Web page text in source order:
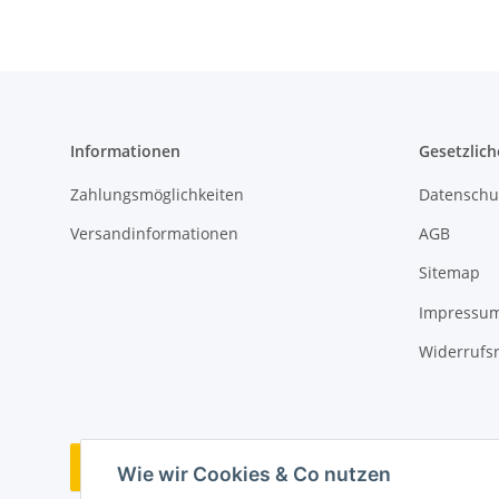
Wie wir Cookies & Co nutzen
Informationen
Zahlungsmöglichkeiten
Versandinformationen
AGB
Sitemap
Vertrag widerrufen